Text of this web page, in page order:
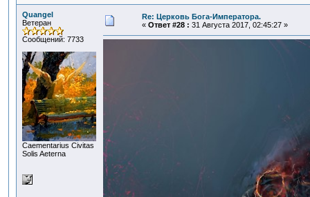
Quangel
Ветеран
Сообщений: 7733
Сaementarius Civitas
Solis Aeterna
Re: Церковь Бога-Императора.
« Ответ #28 : 31 Августа 2017, 02:45:27 »